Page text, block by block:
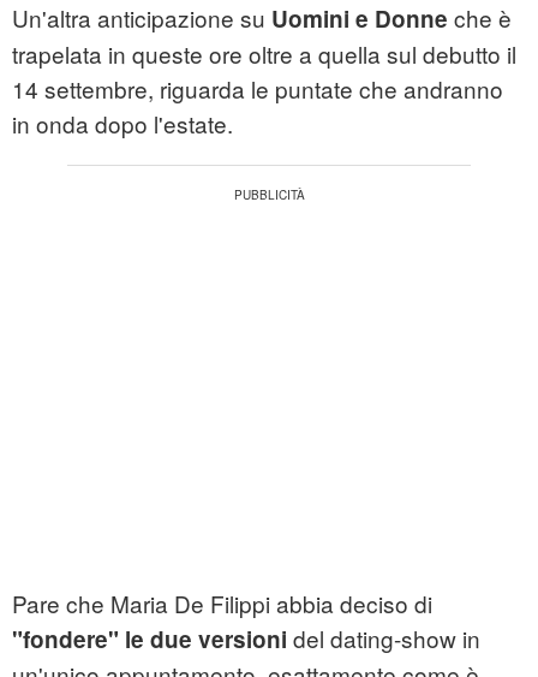
Un'altra anticipazione su Uomini e Donne che è
trapelata in queste ore oltre a quella sul debutto il
14 settembre, riguarda le puntate che andranno
in onda dopo l'estate.
Pare che Maria De Filippi abbia deciso di
"fondere" le due versioni del dating-show in